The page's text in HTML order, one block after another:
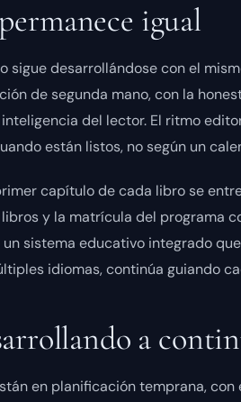
igual
sigue desarrollándose con el
de segunda mano, con la
del lector. El ritmo
están listos, no según un
capítulo de cada libro se
y la matrícula del programa
sistema educativo integrado
idiomas, continúa guiando
a
en planificación temprana, con